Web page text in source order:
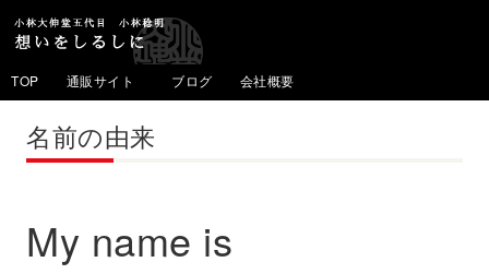
TOP 通販サイト ブログ 会社概要
名前の由来
My name is